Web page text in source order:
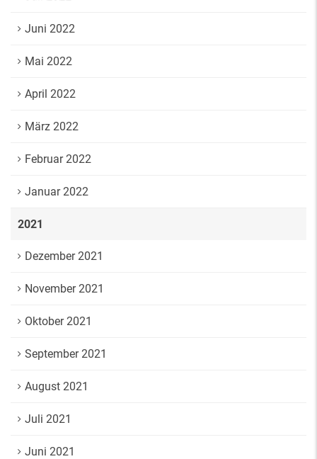
Juni 2022
Mai 2022
April 2022
März 2022
Februar 2022
Januar 2022
2021
Dezember 2021
November 2021
Oktober 2021
September 2021
August 2021
Juli 2021
Juni 2021